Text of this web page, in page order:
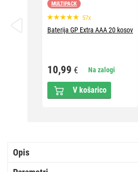
MULTIPACK
57x
Baterija GP Extra AAA 20 kosov
10,99 € Na zalogi
V košarico
Opis